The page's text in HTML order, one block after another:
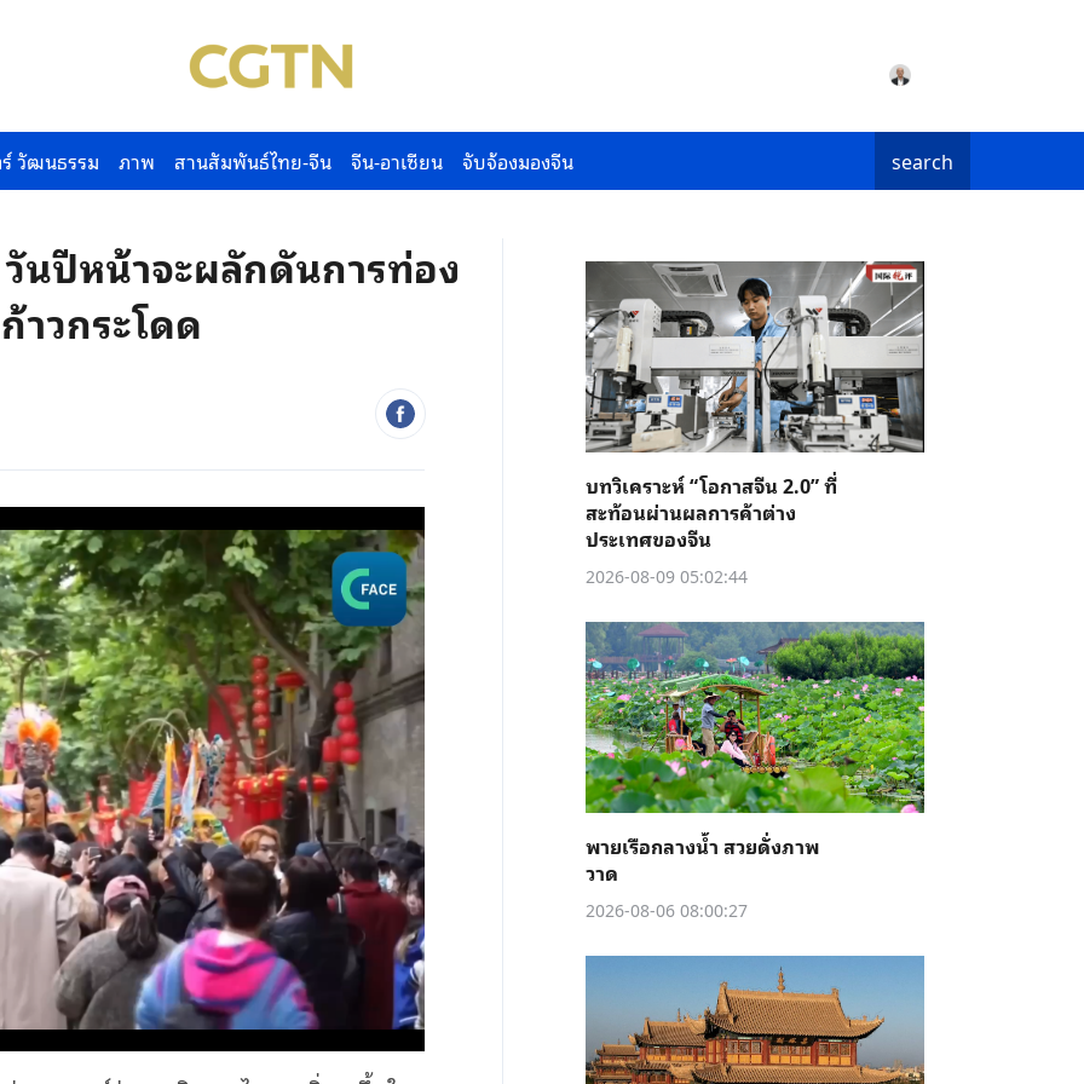
วัฒนธรรม ภาพ สานสัมพันธ์ไทย-จีน จีน-อาเซียน จับจ้องมองจีน search
ปีหน้าจะผลักดันการท่อง
าวกระโดด
บทวิเคราะห์ “โอกาสจีน 2.0” ที่
สะท้อนผ่านผลการค้าต่าง
ประเทศของจีน
2026-08-09 05:02:44
พายเรือกลางน้ำ สวยดั่งภาพ
วาด
2026-08-06 08:00:27